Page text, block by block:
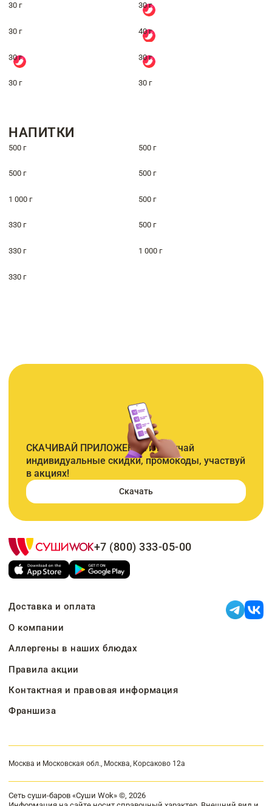
30 г 30 г
30 г 40 г
30 г 30 г
30 г 30 г
НАПИТКИ
500 г 500 г
500 г 500 г
1 000 г 500 г
330 г 500 г
330 г 1 000 г
330 г
СКАЧИВАЙ ПРИЛОЖЕНИЕ и получай
индивидуальные скидки, промокоды, участвуй
в акциях!
Скачать
+7 (800) 333-05-00
Доставка и оплата
О компании
Аллергены в наших блюдах
Правила акции
Контактная и правовая информация
Франшиза
Москва и Московская обл., Москва, Корсаково 12а
Сеть суши-баров «Суши Wok» ©, 2026